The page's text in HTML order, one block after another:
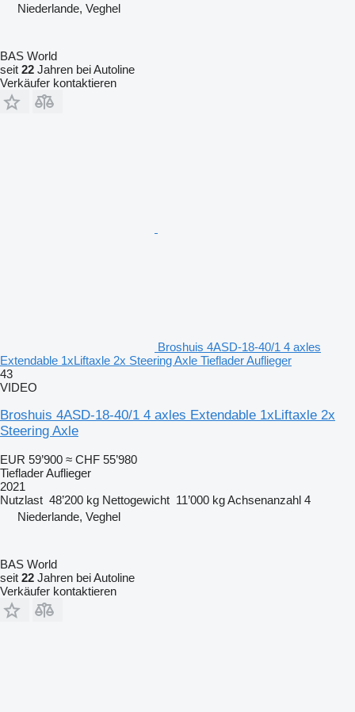
Niederlande, Veghel
BAS World
seit 22 Jahren bei Autoline
Verkäufer kontaktieren
Broshuis 4ASD-18-40/1 4 axles
Extendable 1xLiftaxle 2x Steering Axle Tieflader Auflieger
43
VIDEO
Broshuis 4ASD-18-40/1 4 axles Extendable 1xLiftaxle 2x
Steering Axle
EUR 59’900 ≈ CHF 55’980
Tieflader Auflieger
2021
Nutzlast 48’200 kg Nettogewicht 11’000 kgAchsenanzahl 4
Niederlande, Veghel
BAS World
seit 22 Jahren bei Autoline
Verkäufer kontaktieren